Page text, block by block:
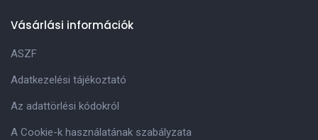
Vásárlási információk
ASZF
Adatkezelési tájékoztató
Az adattörlési kódokról
A Cookie-k használatának szabályzata